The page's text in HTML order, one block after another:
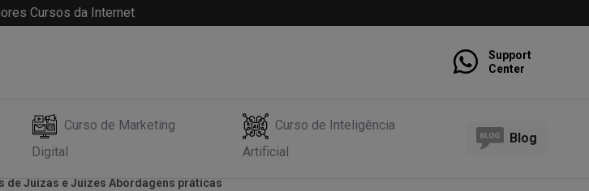
Cursos da Internet
Support
Center
Curso de Marketing
Digital
Curso de Inteligência
Artificial
Blog
de Juízas e Juízes Abordagens práticas